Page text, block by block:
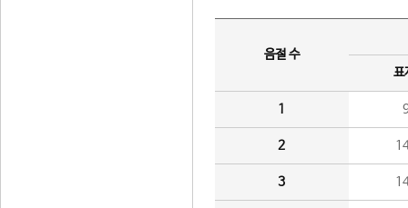
음절 수
표
1
2
3